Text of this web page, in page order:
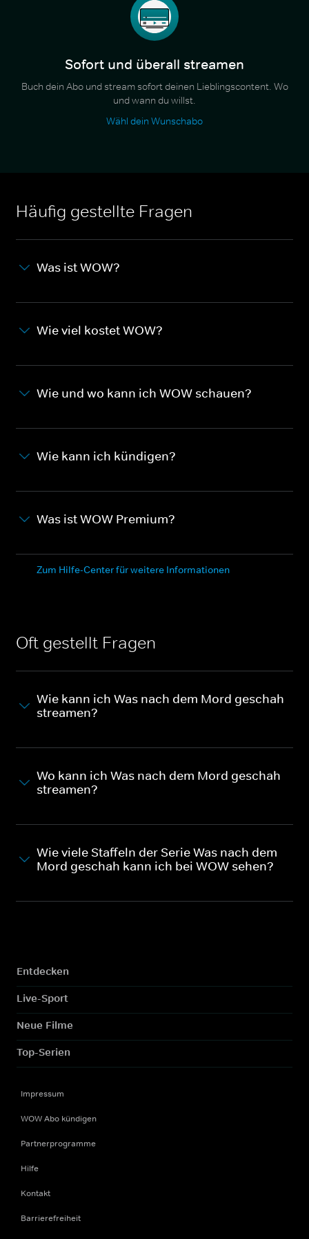
Sofort und überall streamen
Buch dein Abo und stream sofort deinen Lieblingscontent. Wo
und wann du willst.
Wähl dein Wunschabo
Häufig gestellte Fragen
Was ist WOW?
Wie viel kostet WOW?
Wie und wo kann ich WOW schauen?
Wie kann ich kündigen?
Was ist WOW Premium?
Zum Hilfe-Center für weitere Informationen
Oft gestellt Fragen
Wie kann ich Was nach dem Mord geschah
streamen?
Wo kann ich Was nach dem Mord geschah
streamen?
Wie viele Staffeln der Serie Was nach dem
Mord geschah kann ich bei WOW sehen?
Entdecken
Live-Sport
Neue Filme
Top-Serien
Impressum
WOW Abo kündigen
Partnerprogramme
Hilfe
Kontakt
Barrierefreiheit